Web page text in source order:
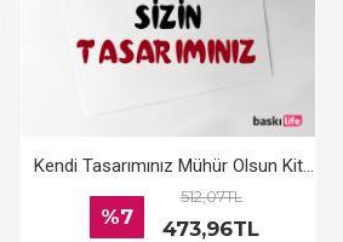
Kendi Tasarımınız Mühür Olsun Kitap Kaşesi, Kitap Damgası, Kitap Mührü
%7
512,07TL
473,96TL